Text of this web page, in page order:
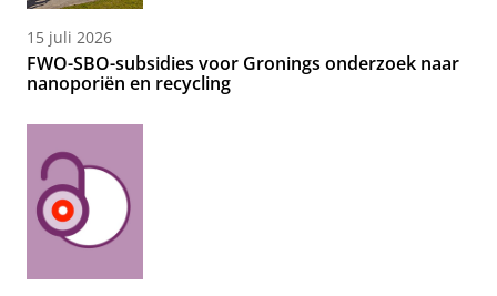
15 juli 2026
FWO-SBO-subsidies voor Gronings onderzoek naar
nanoporiën en recycling